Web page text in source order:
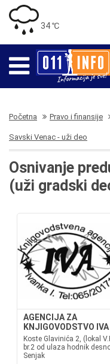
34 ℃
Početna Pravo i finansije
Savski Venac - uži deo
Osnivanje
(uži gradski
AGENCIJA ZA
KNJIGOVODSTVO IVA
Koste Glavinića 2, (lokal
br.2 od ulaza hodnik
Senjak